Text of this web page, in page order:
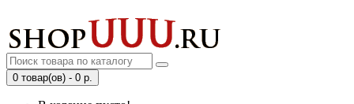
0 товар(ов) - 0 р.